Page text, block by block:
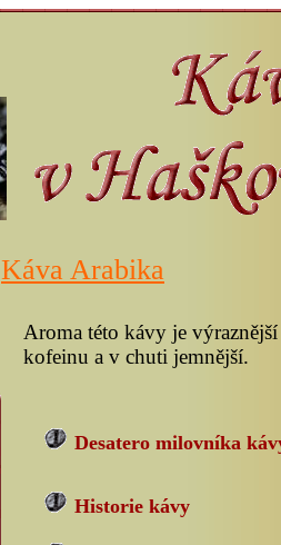
Káva Arabika
Aroma této kávy je
kofeinu a v chuti jemnější.
Desatero milovníka
Historie kávy